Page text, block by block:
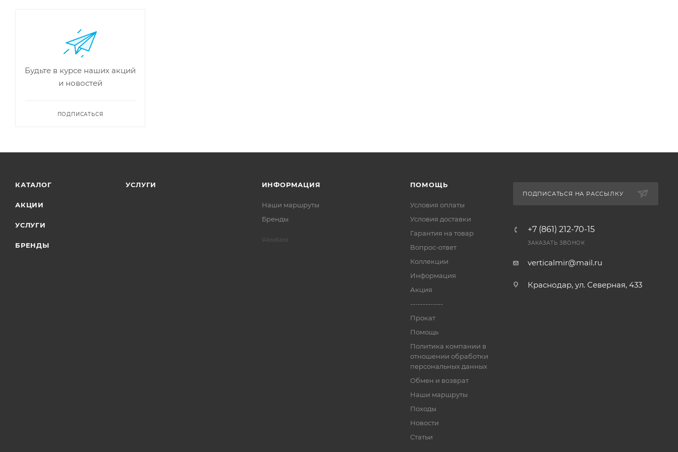
Будьте в курсе наших акций
и новостей
ПОДПИСАТЬСЯ
КАТАЛОГ
АКЦИИ
УСЛУГИ
БРЕНДЫ
УСЛУГИ ИНФОРМАЦИЯ
Наши маршруты
Бренды
яаываы
ПОМОЩЬ
Условия оплаты
Условия доставки
Гарантия на товар
Вопрос-ответ
Коллекции
Информация
Акция
-------------
Прокат
Помощь
Политика компании в
отношении обработки
персональных данных
Обмен и возврат
Наши маршруты
Походы
Новости
Статьи
ПОДПИСАТЬСЯ НА РАССЫЛКУ
+7 (861) 212-70-15
ЗАКАЗАТЬ ЗВОНОК
verticalmir@mail.ru
Краснодар, ул. Северная, 433